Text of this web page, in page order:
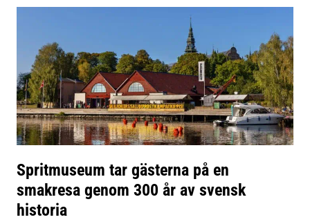
Spritmuseum tar gästerna på en
smakresa genom 300 år av svensk
historia